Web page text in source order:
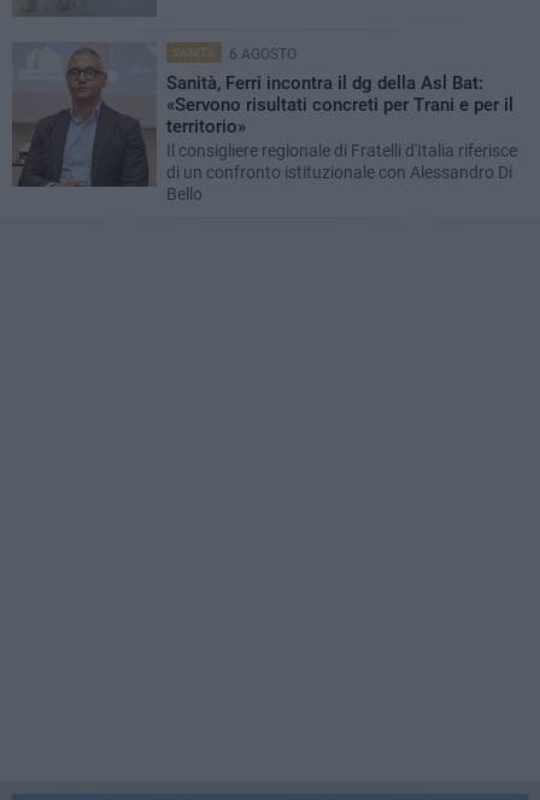
SANITÀ 6 AGOSTO
Sanità, Ferri incontra il dg della Asl Bat:
«Servono risultati concreti per Trani e per il
territorio»
Il consigliere regionale di Fratelli d'Italia riferisce
di un confronto istituzionale con Alessandro Di
Bello